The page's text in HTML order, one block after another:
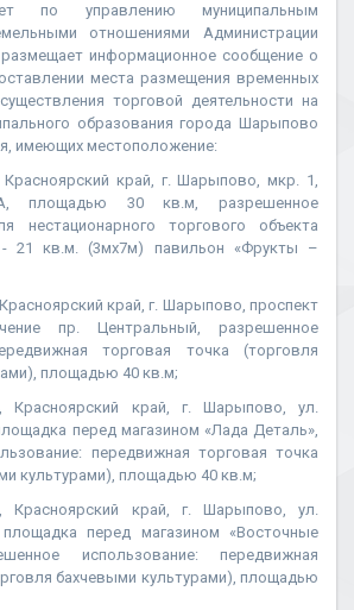
по управлению муниципальным
отношениями Администрации
информационное сообщение о
места размещения временных
торговой деятельности на
образования города Шарыпово
имеющих местоположение:
Красноярский край, г. Шарыпово, мкр. 1,
30 кв.м, разрешенное
нестационарного торгового объекта
21 кв.м. (3мх7м) павильон «Фрукты –
Красноярский край, г. Шарыпово, проспект
пр. Центральный, разрешенное
торговая точка (торговля
площадью 40 кв.м;
Красноярский край, г. Шарыпово, ул.
перед магазином «Лада Деталь»,
передвижная торговая точка
культурами), площадью 40 кв.м;
Красноярский край, г. Шарыпово, ул.
площадка перед магазином «Восточные
использование: передвижная
бахчевыми культурами), площадью